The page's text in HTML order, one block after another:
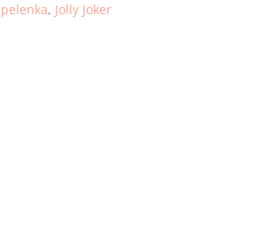
pelenka, Jolly Joker